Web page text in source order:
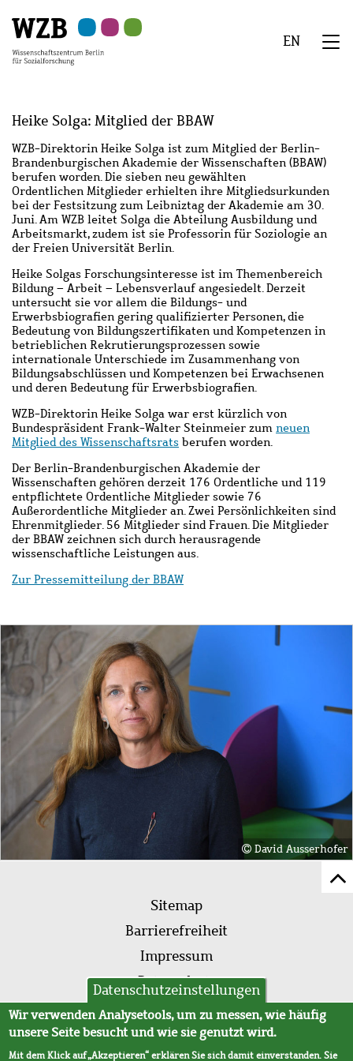
Hauptinhalt
springen
Navigation
springen
Suche
springen
Sekundärnavigation
springen
Fußzeile
springen
EN
Heike Solga: Mitglied der BBAW
WZB-Direktorin Heike Solga ist zum Mitglied der Berlin-
Brandenburgischen Akademie der Wissenschaften (BBAW)
berufen worden. Die sieben neu gewählten
Ordentlichen Mitglieder erhielten ihre Mitgliedsurkunden
bei der Festsitzung zum Leibniztag der Akademie am 30.
Juni. Am WZB leitet Solga die Abteilung Ausbildung und
Arbeitsmarkt, zudem ist sie Professorin für Soziologie an
der Freien Universität Berlin.
Heike Solgas Forschungsinteresse ist im Themenbereich
Bildung – Arbeit – Lebensverlauf angesiedelt. Derzeit
untersucht sie vor allem die Bildungs- und
Erwerbsbiografien gering qualifizierter Personen, die
Bedeutung von Bildungszertifikaten und Kompetenzen in
betrieblichen Rekrutierungsprozessen sowie
internationale Unterschiede im Zusammenhang von
Bildungsabschlüssen und Kompetenzen bei Erwachsenen
und deren Bedeutung für Erwerbsbiografien.
WZB-Direktorin Heike Solga war erst kürzlich von
Bundespräsident Frank-Walter Steinmeier zum neuen
Mitglied des Wissenschaftsrats berufen worden.
Der Berlin-Brandenburgischen Akademie der
Wissenschaften gehören derzeit 176 Ordentliche und 119
entpflichtete Ordentliche Mitglieder sowie 76
Außerordentliche Mitglieder an. Zwei Persönlichkeiten sind
Ehrenmitglieder. 56 Mitglieder sind Frauen. Die Mitglieder
der BBAW zeichnen sich durch herausragende
wissenschaftliche Leistungen aus.
Zur Pressemitteilung der BBAW
Bild
David Ausserhofer
Fußleistenmenü
Sitemap
Barrierefreiheit
Impressum
Datenschutz
AVB
Datenschutzeinstellungen
Wir verwenden Analysetools, um zu messen, wie häufig
unsere Seite besucht und wie sie genutzt wird.
Mit dem Klick auf „Akzeptieren“ erklären Sie sich damit einverstanden. Sie